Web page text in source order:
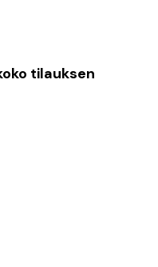
tilauksen